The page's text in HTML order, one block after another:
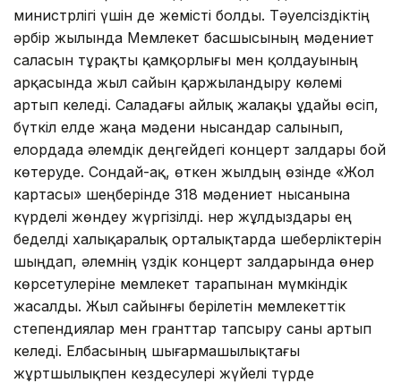
министрлігі үшін де жемісті болды. Тәуелсіздіктің
әрбір жылында Мемлекет басшысының мәдениет
саласын тұрақты қамқорлығы мен қолдауының
арқасында жыл сайын қаржыландыру көлемі
артып келеді. Саладағы айлық жалақы ұдайы өсіп,
бүткіл елде жаңа мәдени нысандар салынып,
елордада әлемдік деңгейдегі концерт залдары бой
көтеруде. Сондай-ақ, өткен жылдың өзінде «Жол
картасы» шеңберінде 318 мәдениет нысанына
күрделі жөндеу жүргізілді. Өнер жұлдыздары ең
беделді халықаралық орталықтарда шеберліктерін
шыңдап, әлемнің үздік концерт залдарында өнер
көрсетулеріне мемлекет тарапынан мүмкіндік
жасалды. Жыл сайынғы берілетін мемлекеттік
степендиялар мен гранттар тапсыру саны артып
келеді. Елбасының шығармашылықтағы
жұртшылықпен кездесулері жүйелі түрде